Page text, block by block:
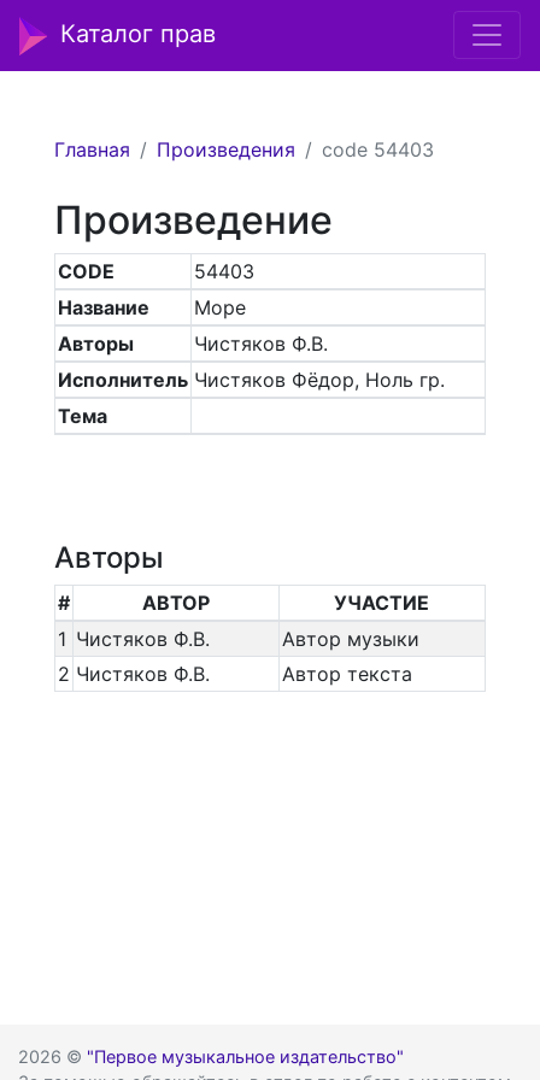
Каталог прав
Главная Произведения code 54403
Произведение
CODE
54403
Название
Море
Авторы
Чистяков Ф.В.
Исполнитель Чистяков Фёдор, Ноль гр.
Тема
Авторы
# АВТОР
УЧАСТИЕ
1 Чистяков Ф.В.
Автор музыки
2 Чистяков Ф.В. Автор текста
2026 © "Первое музыкальное издательство"